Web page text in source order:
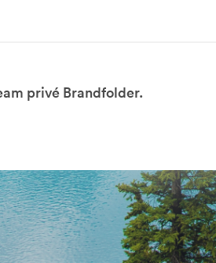
privé Brandfolder.